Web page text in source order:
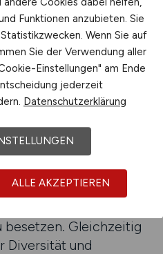
Talente in
werden.
die jeweiligen
und
dass sie deren
verringert
begrenzten
besetzen. Gleichzeitig
Diversität und
Funktionen anzubieten. Sie
Wenn Sie auf
Sie der Verwendung aller
Einstellungen" am Ende
jederzeit
Datenschutzerklärung
ALLE AKZEPTIEREN